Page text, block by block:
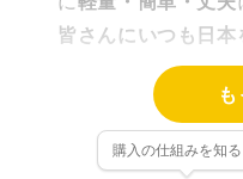
皆さんにいつも日本
購入の仕組みを知る